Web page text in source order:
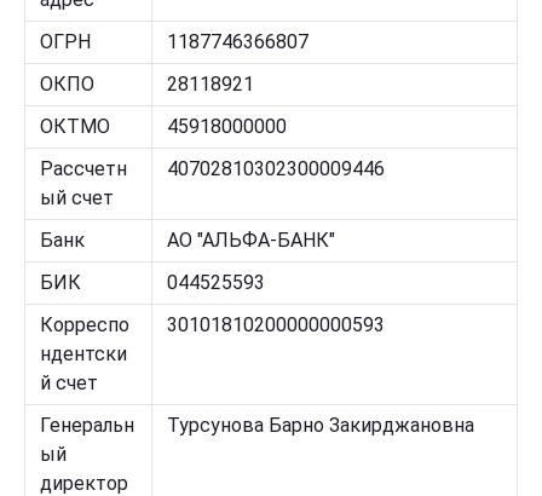
ОГРН
1187746366807
ОКПО
28118921
ОКТМО
45918000000
Рассчетн
ый счет
40702810302300009446
Банк
АО "АЛЬФА-БАНК"
БИК
044525593
Корреспо
ндентски
й счет
30101810200000000593
Генеральн
ый
директор
Турсунова Барно Закирджановна